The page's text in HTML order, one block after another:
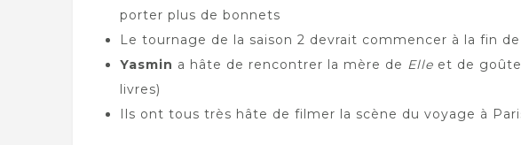
porter plus de bonnets
Le tournage de la saison 2 devrait commencer à la fin
Yasmin a hâte de rencontrer la mère de Elle et de
livres)
Ils ont tous très hâte de filmer la scène du voyage à